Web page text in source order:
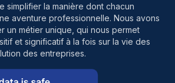
simplifier la manière dont chacun
aventure professionnelle. Nous avons
un métier unique, qui nous permet
et significatif à la fois sur la vie des
des entreprises.